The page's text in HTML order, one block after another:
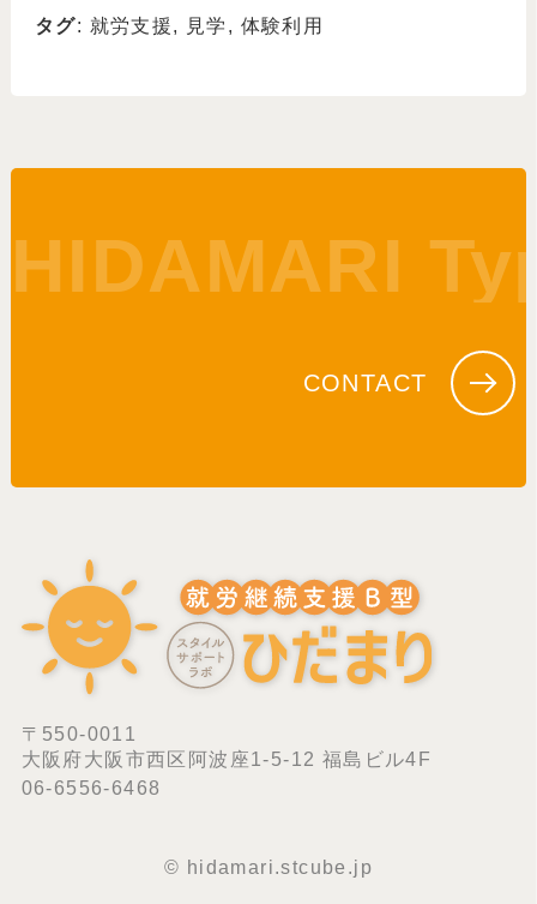
タグ: 就労支援, 見学, 体験利用
HIDAMARI
CONTACT
〒550-0011
大阪府大阪市西区阿波座1-5-12 福島ビル4F
06-6556-6468
© hidamari.stcube.jp